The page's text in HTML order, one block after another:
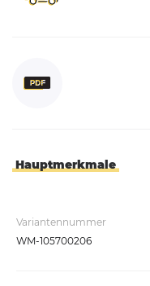
Hauptmerkmale
Variantennummer
WM-105700206